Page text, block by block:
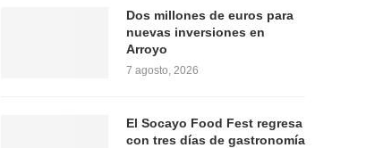
Dos millones de euros para
nuevas inversiones en
Arroyo
7 agosto, 2026
El Socayo Food Fest regresa
con tres días de gastronomía